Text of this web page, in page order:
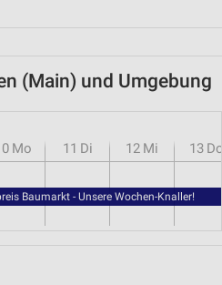
(Main) und Umgebung
Mo 11 Di 12 Mi 13 Do
Baumarkt - Unsere Wochen-Knaller!